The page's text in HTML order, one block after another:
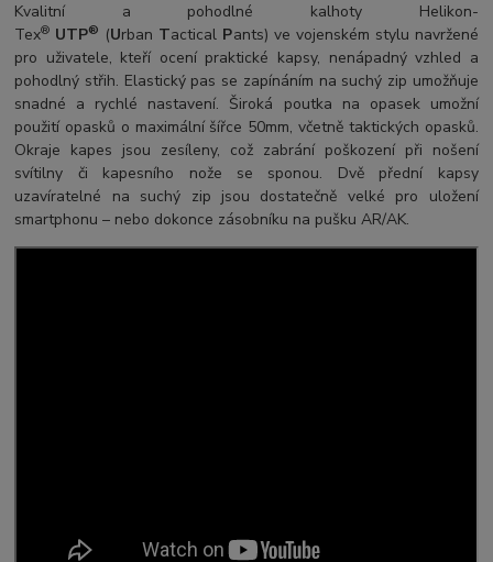
Kvalitní a
pohodlné kalhoty Helikon-
Tex® UTP® (Urban Tactical Pants) ve vojenském stylu navržené
pro uživatele, kteří ocení praktické kapsy, nenápadný vzhled a
pohodlný střih. Elastický pas se zapínáním na suchý zip umožňuje
snadné a rychlé nastavení. Široká poutka na opasek umožní
použití opasků o maximální šířce 50mm, včetně taktických opasků.
Okraje kapes jsou zesíleny, což zabrání poškození při nošení
svítilny či kapesního nože se sponou. Dvě přední kapsy
uzavíratelné na suchý zip jsou dostatečně velké pro uložení
smartphonu – nebo dokonce zásobníku na pušku AR/AK.